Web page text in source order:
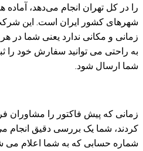
را در کل تهران انجام می‌دهد، آماده
شهرهای کشور ایران است. این
زمانی و مکانی ندارد یعنی شما در
به راحتی می توانید سفارش خود را
شما ارسال شود.
زمانی که پیش فاکتور را
کردند، شما یک بررسی دقیق انجام
شماره حسابی که به شما اعلام می